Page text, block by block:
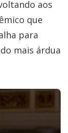
aos
que
para
mais árdua